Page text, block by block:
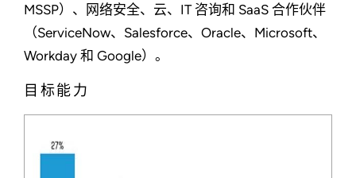
MSSP）、网络安全、云、IT 咨询和 SaaS 合作伙伴
（ServiceNow、Salesforce、Oracle、Microsoft、
Workday 和 Google）。
目标能力